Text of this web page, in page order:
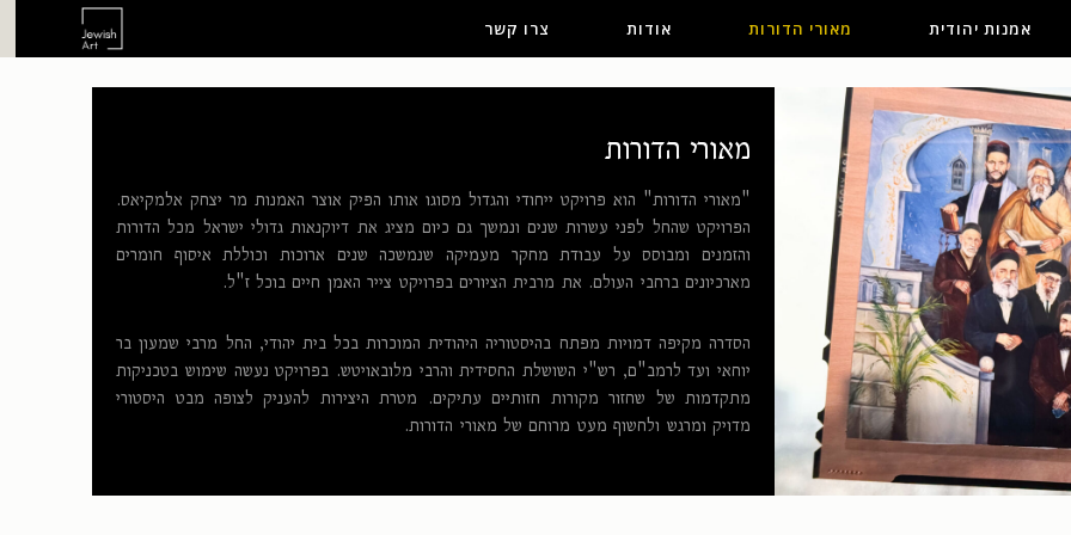
אמנות יהודית מאורי הדורות אודות צרו קשר
מאורי הדורות
"מאורי הדורות" הוא פרויקט ייחודי והגדול מסוגו אותו הפיק אוצר האמנות מר יצחק אלמקיאס.
הפרויקט שהחל לפני עשרות שנים ונמשך גם כיום מציג את דיוקנאות גדולי ישראל מכל הדורות
והזמנים ומבוסס על עבודת מחקר מעמיקה שנמשכה שנים ארוכות וכוללת איסוף חומרים
מארכיונים ברחבי העולם. את מרבית הציורים בפרויקט צייר האמן חיים בוכל ז"ל.
הסדרה מקיפה דמויות מפתח בהיסטוריה היהודית המוכרות בכל בית יהודי, החל מרבי שמעון בר
יוחאי ועד לרמב"ם, רש"י השושלת החסידית והרבי מלובאויטש. בפרויקט נעשה שימוש בטכניקות
מתקדמות של שחזור מקורות חזותיים עתיקים. מטרת היצירות להעניק לצופה מבט היסטורי
מדויק ומרגש ולחשוף מעט מרוחם של מאורי הדורות.